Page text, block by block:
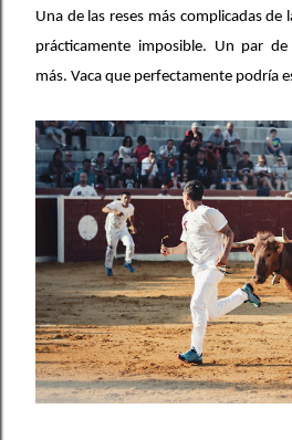
Una de las reses más complicadas
prácticamente imposible. Un par
más. Vaca que perfectamente podría